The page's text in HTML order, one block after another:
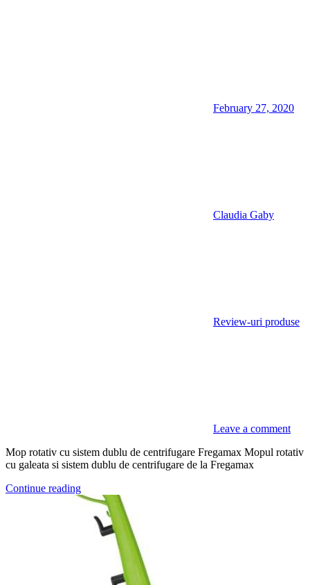
February 27, 2020
Claudia Gaby
Review-uri produse
Leave a comment
Mop rotativ cu sistem dublu de centrifugare Fregamax Mopul rotativ
cu galeata si sistem dublu de centrifugare de la Fregamax
Continue reading